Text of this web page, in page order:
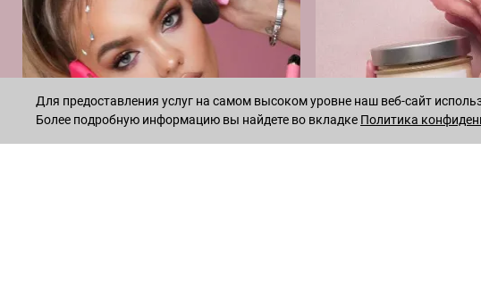
Для предоставления услуг на самом высоком уровне наш веб-сайт
Более подробную информацию вы найдете во вкладке Политика